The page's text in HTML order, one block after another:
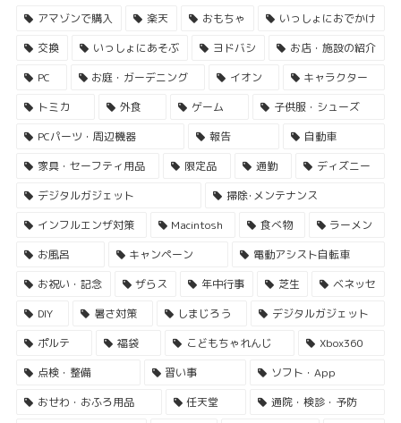
アマゾンで購入 楽天 おもちゃ
いっしょにおでかけ
交換
いっしょにあそぶ ヨドバシ
お店・施設の紹介
PC
お庭・ガーデニング イオン
キャラクター
トミカ
外食 ゲーム
子供服・シューズ
PCパーツ・周辺機器
報告
自動車
家具・セーフティ用品
限定品 通勤
ディズニー
デジタルガジェット
掃除･メンテナンス
インフルエンザ対策
Macintosh 食べ物
ラーメン
お風呂
キャンペーン
電動アシスト自転車
お祝い・記念
ザらス 年中行事 芝生
ベネッセ
DIY
暑さ対策 しまじろう
デジタルガジェット
ポルテ
福袋 こどもちゃれんじ
Xbox360
点検・整備
習い事
ソフト・App
おせわ・おふろ用品
任天堂
通院・検診・予防